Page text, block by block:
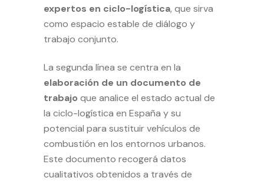
expertos en ciclo-logística, que sirva
como espacio estable de diálogo y
trabajo conjunto.
La segunda línea se centra en la
elaboración de un documento de
trabajo que analice el estado actual de
la ciclo-logística en España y su
potencial para sustituir vehículos de
combustión en los entornos urbanos.
Este documento recogerá datos
cualitativos obtenidos a través de